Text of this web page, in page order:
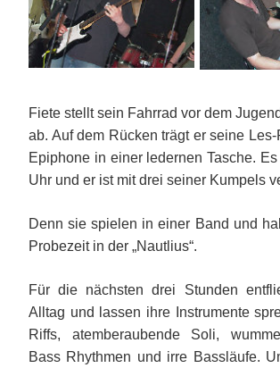
Fiete stellt sein Fahrrad vor dem
ab. Auf dem Rücken trägt er seine
Epiphone in einer ledernen Tasche.
Uhr und er ist mit drei seiner Kumpels
Denn sie spielen in einer Band und
Probezeit in der „Nautlius“.
Für die nächsten drei Stunden
Alltag und lassen ihre Instrumente
Riffs, atemberaubende Soli,
Bass Rhythmen und irre Bassläufe.